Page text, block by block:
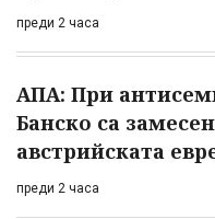
преди 2 часа
АПА: При
Банско са
австрийската
преди 2 часа